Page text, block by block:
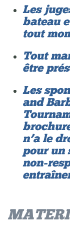
Les
bateau
tout
Tout
être
Les
and
n’a le
pour un
non-